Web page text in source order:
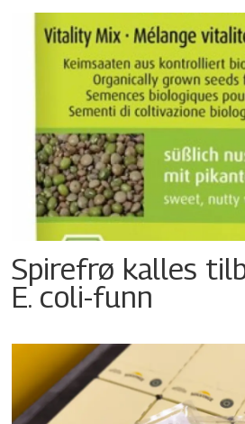
Spirefrø kalles
E. coli-funn